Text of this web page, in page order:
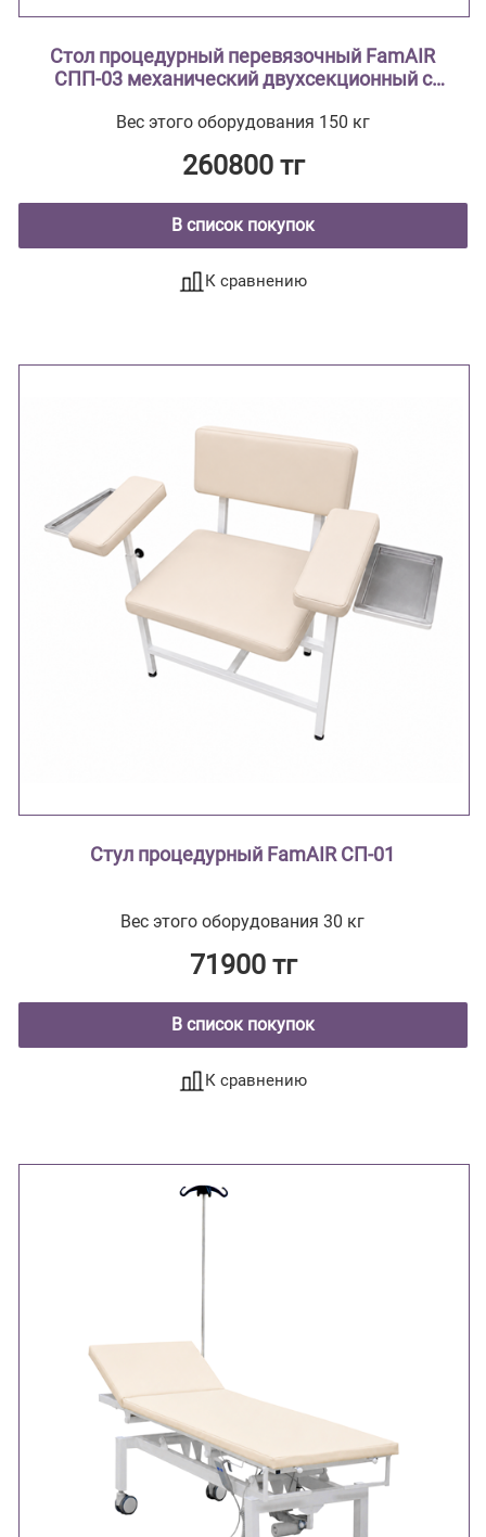
Стол процедурный перевязочный FamAIR
СПП-03 механический двухсекционный с
Вес этого оборудования 150 кг
260800 тг
В список покупок
К сравнению
Стул процедурный FamAIR СП-01
Вес этого оборудования 30 кг
71900 тг
В список покупок
К сравнению